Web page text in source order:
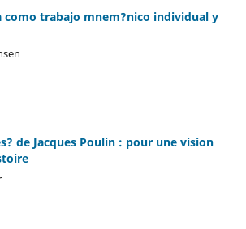
como trabajo mnem?nico individual y
de Jacques Poulin : pour une vision